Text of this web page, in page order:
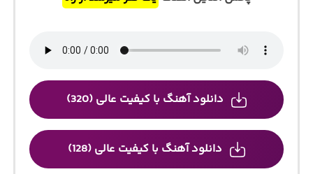
دانلود آهنگ با کیفیت عالی (320)
دانلود آهنگ با کیفیت عالی (128)